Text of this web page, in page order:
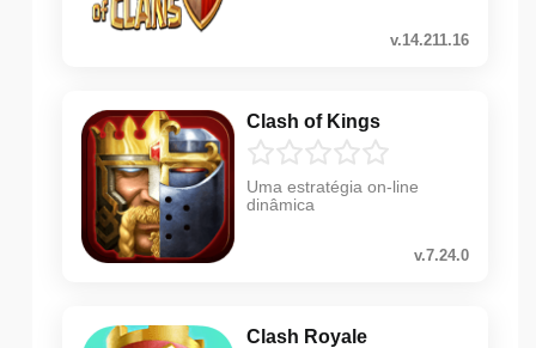
v.14.211.16
Clash of Kings
Uma estratégia on-line
dinâmica
v.7.24.0
Clash Royale